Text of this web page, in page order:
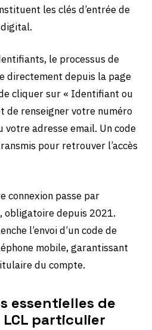
les clés d’entrée de
le processus de
directement depuis la page
cliquer sur « Identifiant ou
de renseigner votre numéro
votre adresse email. Un code
pour retrouver l’accès
connexion passe par
obligatoire depuis 2021.
l’envoi d’un code de
mobile, garantissant
du compte.
essentielles de
particulier